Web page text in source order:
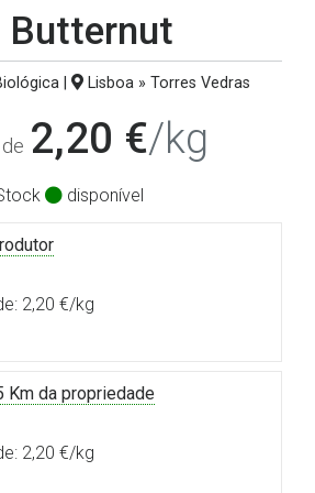
Butternut
| Lisboa » Torres Vedras
2,20 €/kg
disponível
2,20 €/kg
Km da propriedade
2,20 €/kg